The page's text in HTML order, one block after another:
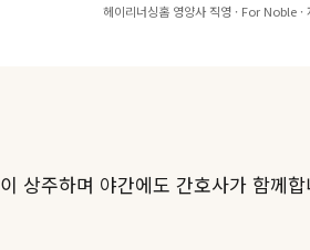
헤이리너싱홈 영양사 직영 · For Noble ·
이 상주하며 야간에도 간호사가 함께